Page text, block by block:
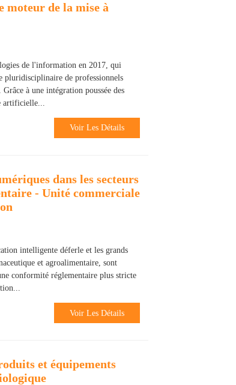
moteur de la mise à
de l'information en 2017, qui
de professionnels
à une intégration poussée des
artificielle...
Voir Les Détails
dans les secteurs
- Unité commerciale
intelligente déferle et les grands
et agroalimentaire, sont
conformité réglementaire plus stricte
Voir Les Détails
et équipements